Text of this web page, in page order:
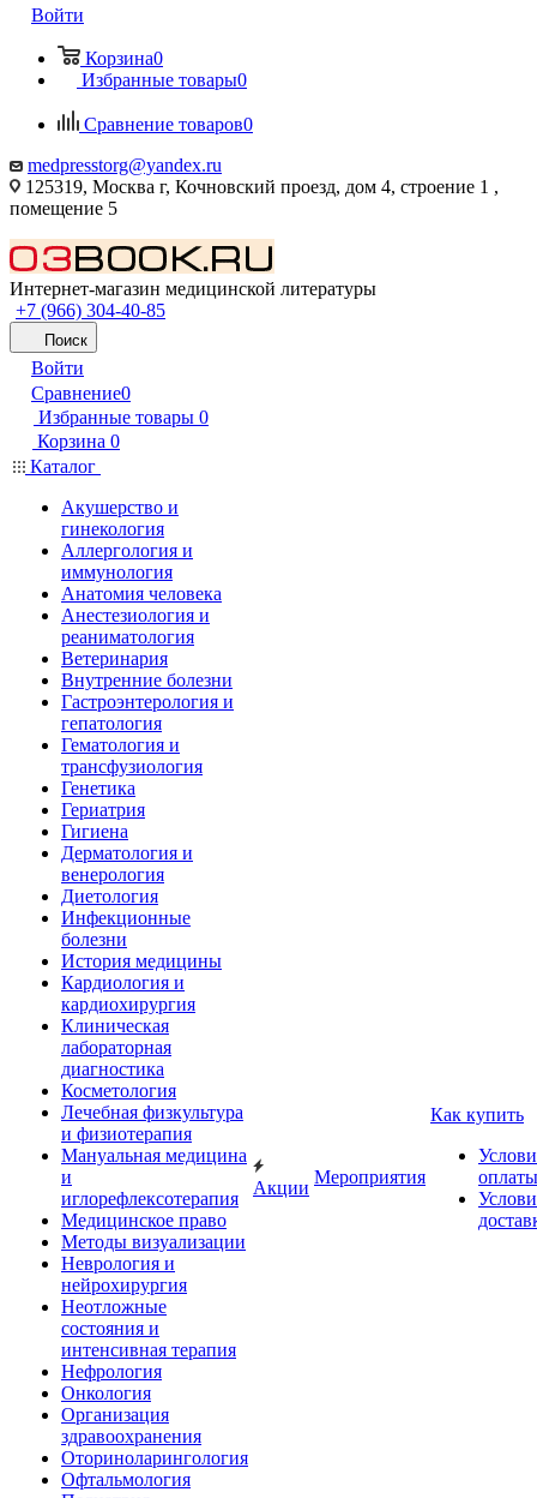
Войти
Корзина0
Избранные товары0
Сравнение товаров0
medpresstorg@yandex.ru
125319, Москва г, Кочновский проезд, дом 4, строение 1 ,
помещение 5
Интернет-магазин медицинской литературы
+7 (966) 304-40-85
Поиск
Войти
Сравнение0
Избранные товары 0
Корзина 0
Каталог
Акушерство и
гинекология
Аллергология и
иммунология
Анатомия человека
Анестезиология и
реаниматология
Ветеринария
Внутренние болезни
Гастроэнтерология и
гепатология
Гематология и
трансфузиология
Генетика
Гериатрия
Гигиена
Дерматология и
венерология
Диетология
Инфекционные
болезни
История медицины
Кардиология и
кардиохирургия
Клиническая
лабораторная
диагностика
Косметология
Лечебная физкультура
и физиотерапия
Мануальная медицина
и
иглорефлексотерапия
Медицинское право
Методы визуализации
Неврология и
нейрохирургия
Неотложные
состояния и
интенсивная терапия
Нефрология
Онкология
Организация
здравоохранения
Оториноларингология
Офтальмология
Акции
Мероприятия
Как купить
оплаты